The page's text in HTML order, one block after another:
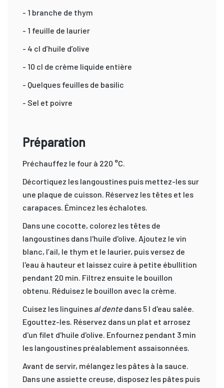
- 1 branche de thym
- 1 feuille de laurier
- 4 cl d’huile d’olive
- 10 cl de crème liquide entière
- Quelques feuilles de basilic
- Sel et poivre
Préparation
Préchauffez le four à 220 °C.
Décortiquez les langoustines puis mettez-les sur
une plaque de cuisson. Réservez les têtes et les
carapaces. Émincez les échalotes.
Dans une cocotte, colorez les têtes de
langoustines dans l'huile d'olive. Ajoutez le vin
blanc, l’ail, le thym et le laurier, puis versez de
l'eau à hauteur et laissez cuire à petite ébullition
pendant 20 min. Filtrez ensuite le bouillon
obtenu. Réduisez le bouillon avec la crème.
Cuisez les linguines al dente dans 5 l d'eau salée.
Egouttez-les. Réservez dans un plat et arrosez
d'un filet d'huile d'olive. Enfournez pendant 3 min
les langoustines préalablement assaisonnées.
Avant de servir, mélangez les pâtes à la sauce.
Dans une assiette creuse, disposez les pâtes puis